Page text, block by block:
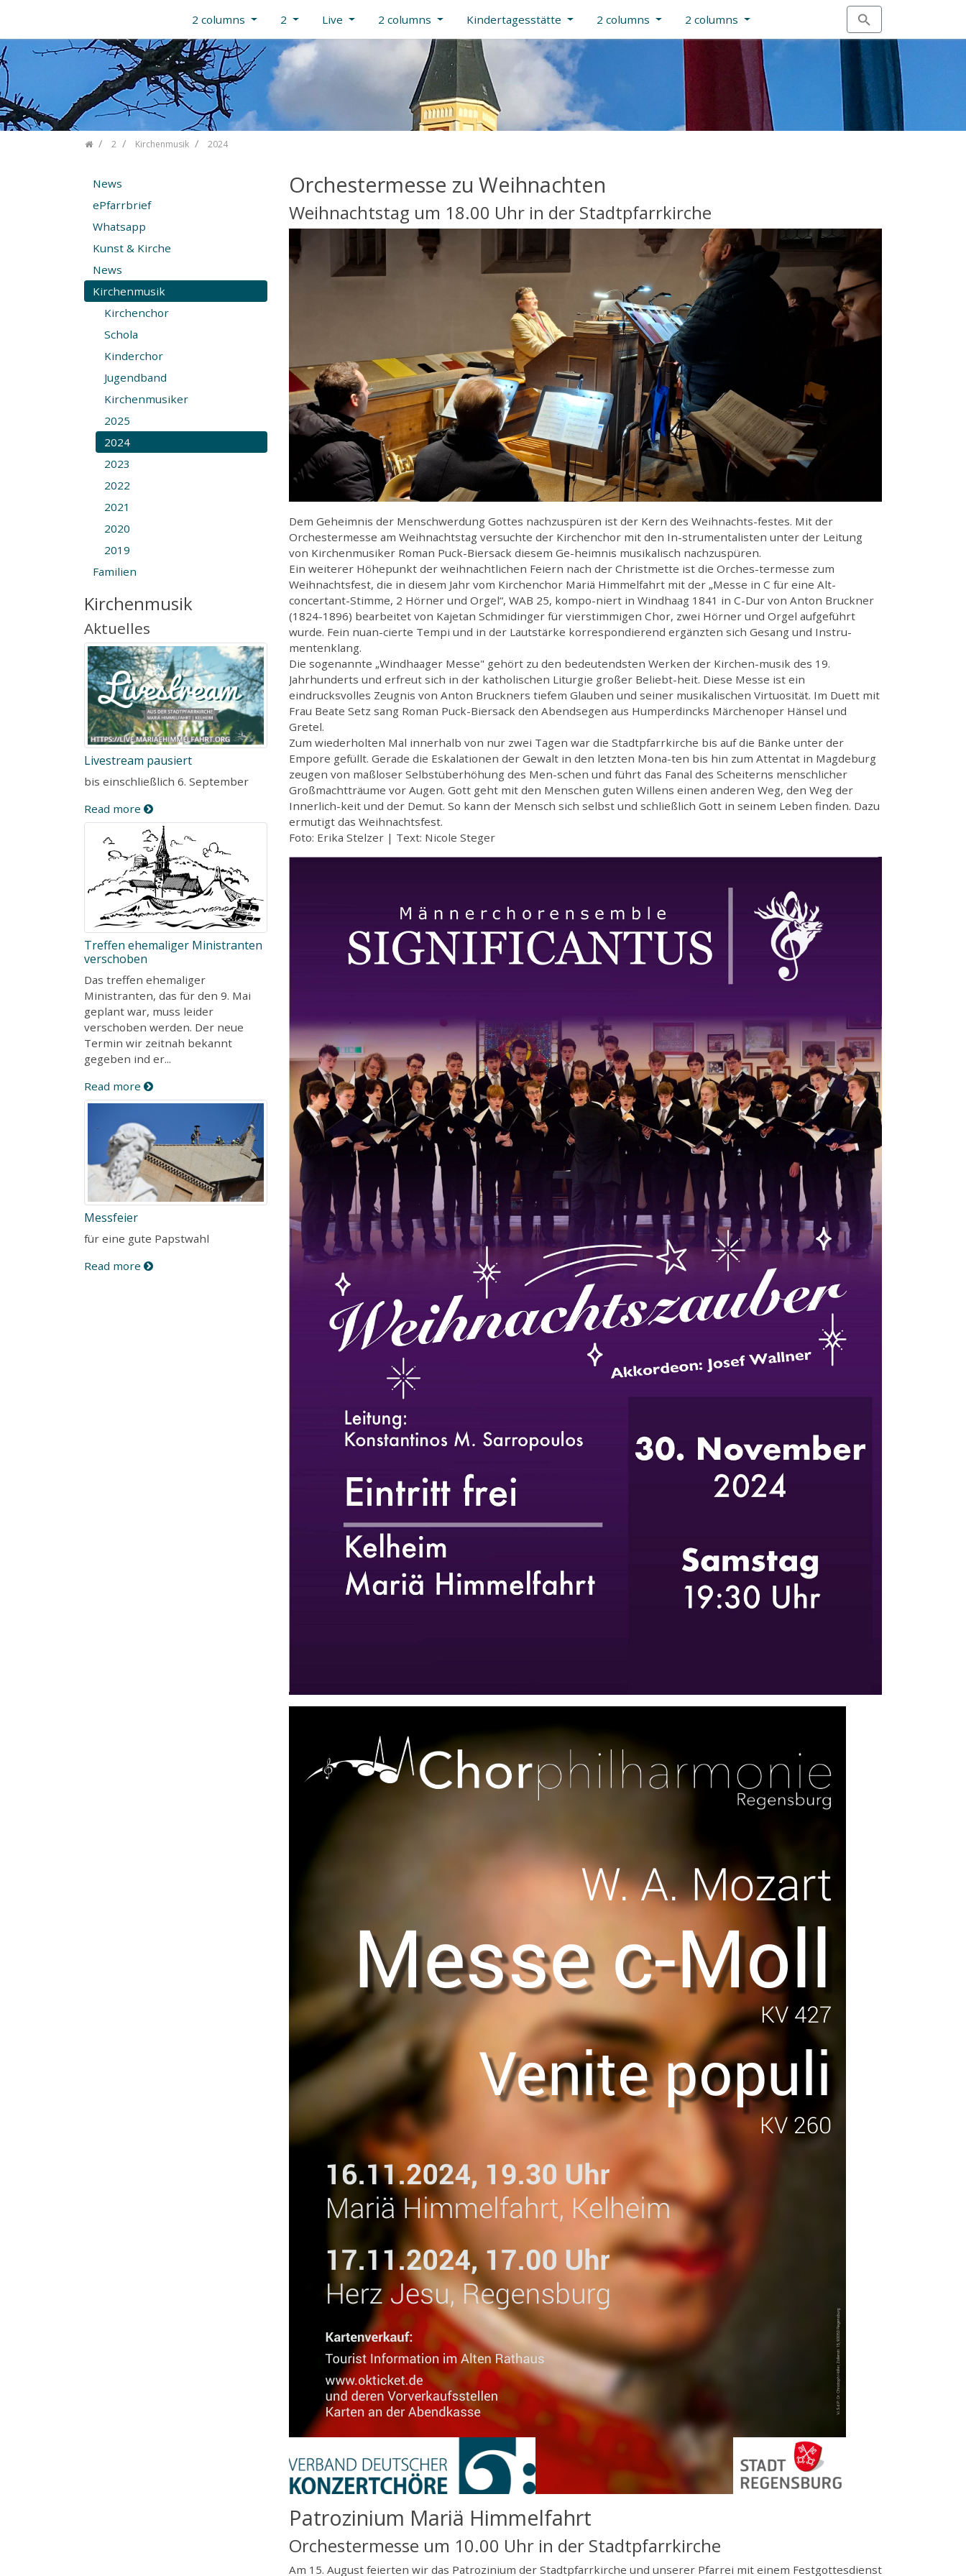
Skip navigation
2 columns 2 Live 2 columns Kindertagesstätte 2 columns 2 columns
2 Kirchenmusik 2024
Orchestermesse zu Weihnachten
Weihnachtstag um 18.00 Uhr in der Stadtpfarrkirche
Dem Geheimnis der Menschwerdung Gottes nachzuspüren ist der Kern des Weihnachts-festes. Mit der
Orchestermesse am Weihnachtstag versuchte der Kirchenchor mit den In-strumentalisten unter der Leitung
von Kirchenmusiker Roman Puck-Biersack diesem Ge-heimnis musikalisch nachzuspüren.
Ein weiterer Höhepunkt der weihnachtlichen Feiern nach der Christmette ist die Orches-termesse zum
Weihnachtsfest, die in diesem Jahr vom Kirchenchor Mariä Himmelfahrt mit der „Messe in C für eine Alt-
concertant-Stimme, 2 Hörner und Orgel“, WAB 25, kompo-niert in Windhaag 1841 in C-Dur von Anton Bruckner
(1824-1896) bearbeitet von Kajetan Schmidinger für vierstimmigen Chor, zwei Hörner und Orgel aufgeführt
wurde. Fein nuan-cierte Tempi und in der Lautstärke korrespondierend ergänzten sich Gesang und Instru-
mentenklang.
Die sogenannte „Windhaager Messe" gehört zu den bedeutendsten Werken der Kirchen-musik des 19.
Jahrhunderts und erfreut sich in der katholischen Liturgie großer Beliebt-heit. Diese Messe ist ein
eindrucksvolles Zeugnis von Anton Bruckners tiefem Glauben und seiner musikalischen Virtuosität. Im Duett mit
Frau Beate Setz sang Roman Puck-Biersack den Abendsegen aus Humperdincks Märchenoper Hänsel und
Gretel.
Zum wiederholten Mal innerhalb von nur zwei Tagen war die Stadtpfarrkirche bis auf die Bänke unter der
Empore gefüllt. Gerade die Eskalationen der Gewalt in den letzten Mona-ten bis hin zum Attentat in Magdeburg
zeugen von maßloser Selbstüberhöhung des Men-schen und führt das Fanal des Scheiterns menschlicher
Großmachtträume vor Augen. Gott geht mit den Menschen guten Willens einen anderen Weg, den Weg der
Innerlich-keit und der Demut. So kann der Mensch sich selbst und schließlich Gott in seinem Leben finden. Dazu
ermutigt das Weihnachtsfest.
Foto: Erika Stelzer | Text: Nicole Steger
Patrozinium Mariä Himmelfahrt
Orchestermesse um 10.00 Uhr in der Stadtpfarrkirche
Am 15. August feierten wir das Patrozinium der Stadtpfarrkirche und unserer Pfarrei mit einem Festgottesdienst
News
ePfarrbrief
Whatsapp
Kunst & Kirche
News
Kirchenmusik
Kirchenchor
Schola
Kinderchor
Jugendband
Kirchenmusiker
2025
2024
2023
2022
2021
2020
2019
Familien
Kirchenmusik
Aktuelles
Livestream pausiert
bis einschließlich 6. September
Read more
Treffen ehemaliger Ministranten
verschoben
Das treffen ehemaliger
Ministranten, das für den 9. Mai
geplant war, muss leider
verschoben werden. Der neue
Termin wir zeitnah bekannt
gegeben ind er...
Read more
Messfeier
für eine gute Papstwahl
Read more